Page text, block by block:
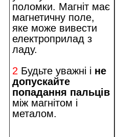
поломки. Магніт має
магнетичну поле,
яке може вивести
електроприлад з
ладу.
2 Будьте уважні і не
допускайте
попадання пальців
між магнітом і
металом.